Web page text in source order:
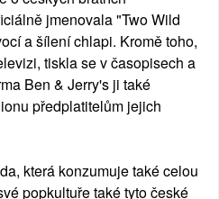
jmenovala "Two Wild
a šílení chlapi. Kromě toho,
tiskla se v časopisech a
Ben & Jerry's ji také
předplatitelům jejich
která konzumuje také celou
popkultuře také tyto české